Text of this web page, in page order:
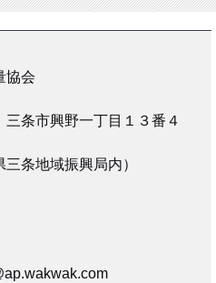
協会
市興野一丁目１３番４
振興局内）